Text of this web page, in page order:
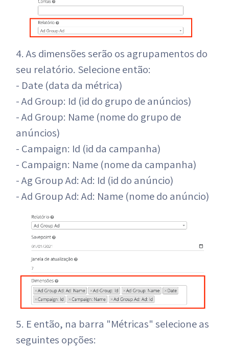
4. As dimensões serão os agrupamentos do
seu relatório. Selecione então:
- Date (data da métrica)
- Ad Group: Id (id do grupo de anúncios)
- Ad Group: Name (nome do grupo de
anúncios)
- Campaign: Id (id da campanha)
- Campaign: Name (nome da campanha)
- Ag Group Ad: Ad: Id (id do anúncio)
- Ad Group Ad: Ad: Name (nome do anúncio)
5. E então, na barra "Métricas" selecione as
seguintes opções: